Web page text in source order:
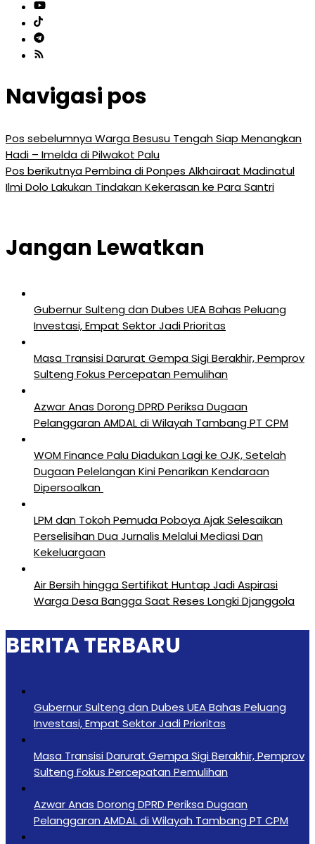
Navigasi pos
Pos sebelumnyaWarga Besusu Tengah Siap Menangkan
Hadi – Imelda di Pilwakot Palu
Pos berikutnyaPembina di Ponpes Alkhairaat Madinatul
Ilmi Dolo Lakukan Tindakan Kekerasan ke Para Santri
Jangan Lewatkan
Gubernur Sulteng dan Dubes UEA Bahas Peluang
Investasi, Empat Sektor Jadi Prioritas
Masa Transisi Darurat Gempa Sigi Berakhir, Pemprov
Sulteng Fokus Percepatan Pemulihan
Azwar Anas Dorong DPRD Periksa Dugaan
Pelanggaran AMDAL di Wilayah Tambang PT CPM
‎WOM Finance Palu Diadukan Lagi ke OJK, Setelah
Dugaan Pelelangan Kini Penarikan Kendaraan
Dipersoalkan ‎
LPM dan Tokoh Pemuda Poboya Ajak Selesaikan
Perselisihan Dua Jurnalis Melalui Mediasi Dan
Kekeluargaan
Air Bersih hingga Sertifikat Huntap Jadi Aspirasi
Warga Desa Bangga Saat Reses Longki Djanggola
BERITA TERBARU
Gubernur Sulteng dan Dubes UEA Bahas Peluang
Investasi, Empat Sektor Jadi Prioritas
Masa Transisi Darurat Gempa Sigi Berakhir, Pemprov
Sulteng Fokus Percepatan Pemulihan
Azwar Anas Dorong DPRD Periksa Dugaan
Pelanggaran AMDAL di Wilayah Tambang PT CPM